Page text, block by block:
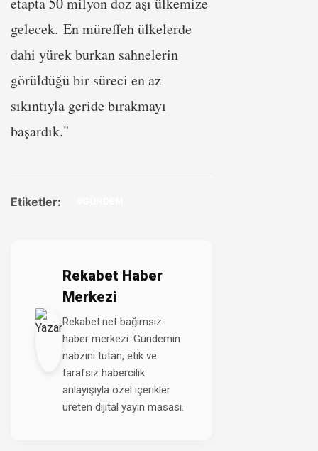
gelecek. En müreffeh ülkelerde
dahi yürek burkan sahnelerin
görüldüğü bir süreci en az
sıkıntıyla geride bırakmayı
başardık."
Etiketler:
Rekabet Haber
Merkezi
Rekabet.net bağımsız
haber merkezi. Gündemin
nabzını tutan, etik ve
tarafsız habercilik
anlayışıyla özel içerikler
üreten dijital yayın masası.